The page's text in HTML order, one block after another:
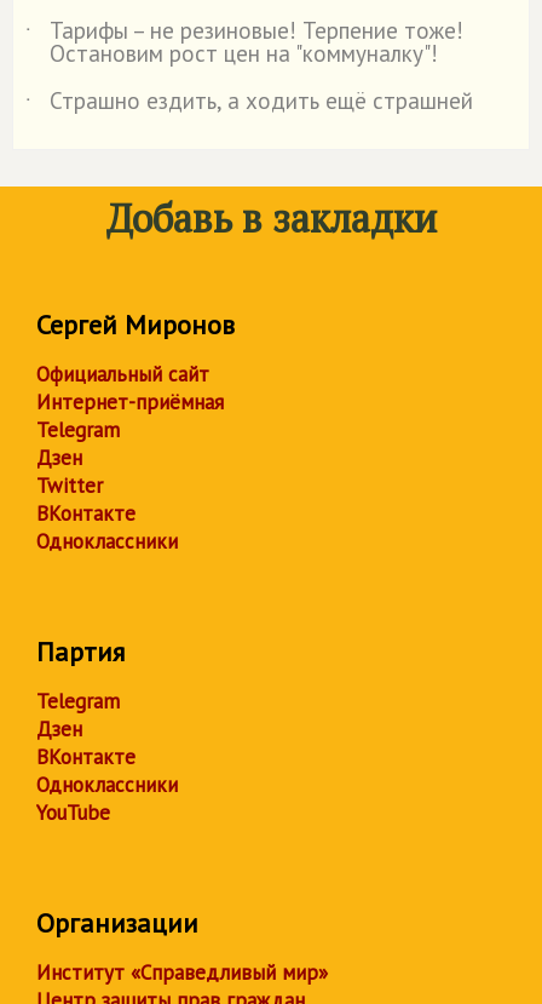
˙
Тарифы – не резиновые! Терпение тоже!
Остановим рост цен на "коммуналку"!
˙
Страшно ездить, а ходить ещё страшней
Добавь в закладки
Сергей Миронов
Официальный сайт
Интернет-приёмная
Telegram
Дзен
Twitter
ВКонтакте
Одноклассники
Партия
Telegram
Дзен
ВКонтакте
Одноклассники
YouTube
Организации
Институт «Справедливый мир»